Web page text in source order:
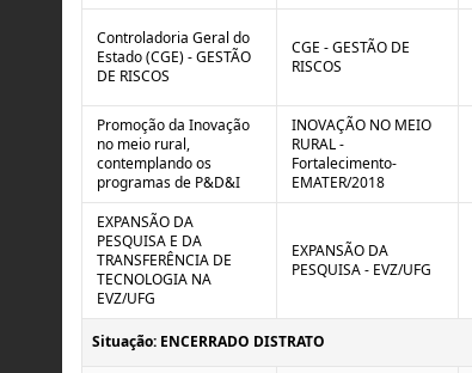
Controladoria Geral do
Estado (CGE) - GESTÃO
DE RISCOS
CGE - GESTÃO DE
RISCOS
Promoção da Inovação
no meio rural,
contemplando os
programas de P&D&I
INOVAÇÃO NO MEIO
RURAL -
Fortalecimento-
EMATER/2018
EXPANSÃO DA
PESQUISA E DA
TRANSFERÊNCIA DE
TECNOLOGIA NA
EVZ/UFG
EXPANSÃO DA
PESQUISA - EVZ/UFG
Situação: ENCERRADO DISTRATO